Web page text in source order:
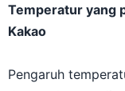
Temperatur yang
Kakao
Pengaruh